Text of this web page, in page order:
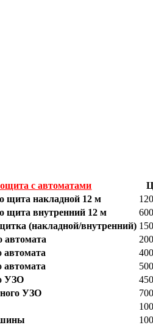
с автоматами
щита накладной 12 м
щита внутренний 12 м
(накладной/внутренний)
автомата
автомата
автомата
УЗО
УЗО
шины